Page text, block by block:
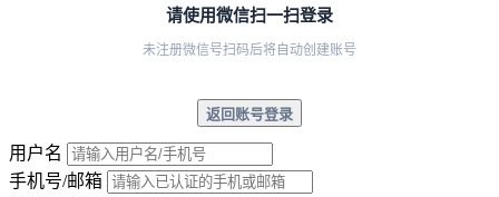
请使用微信扫一扫登录
未注册微信号扫码后将自动创建账号
返回账号登录
用户名
手机号/邮箱